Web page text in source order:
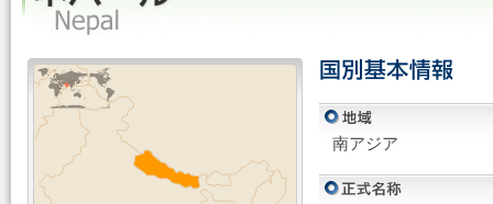
南アジア